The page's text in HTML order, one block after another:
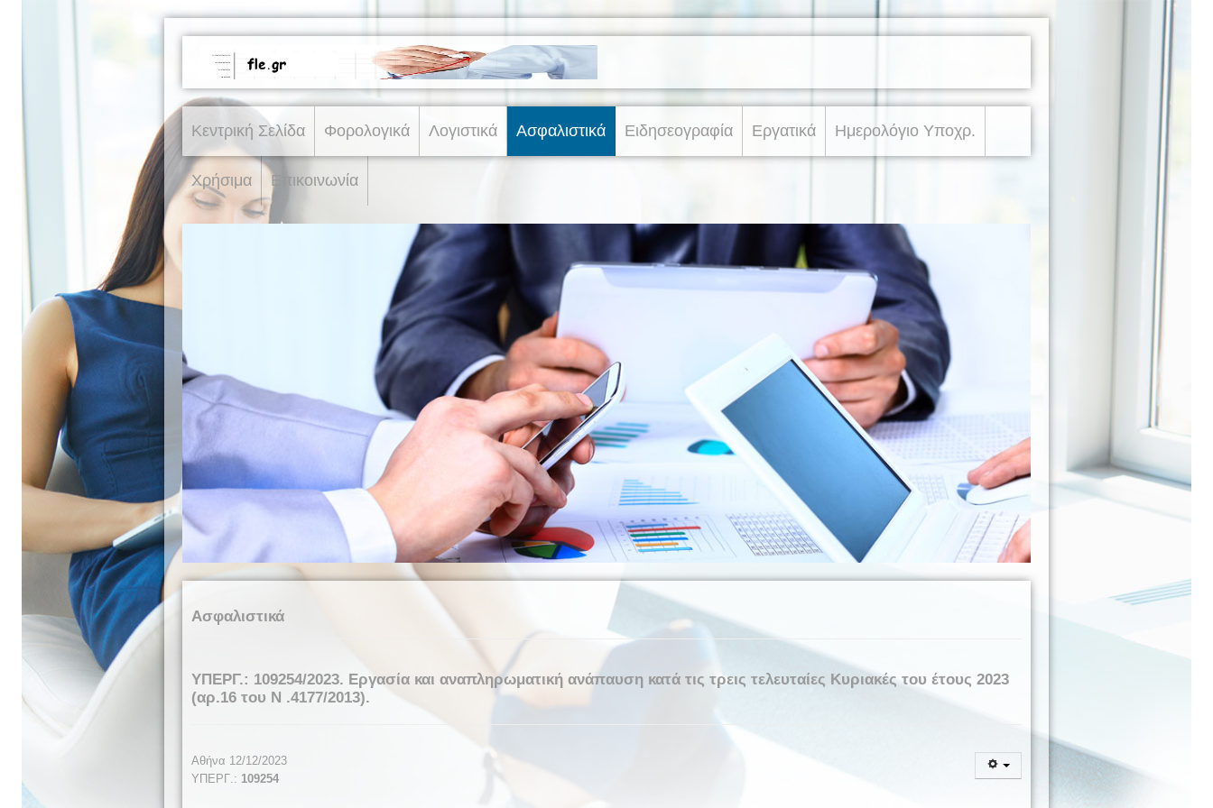
Κεντρική Σελίδα Φορολογικά Λογιστικά Ασφαλιστικά Ειδησεογραφία Εργατικά Ημερολόγιο Υποχρ.
Χρήσιμα Επικοινωνία
Ασφαλιστικά
ΥΠΕΡΓ.: 109254/2023. Εργασία και αναπληρωματική ανάπαυση κατά τις τρεις τελευταίες Κυριακές του έτους 2023
(αρ.16 του N .4177/2013).
Αθήνα 12/12/2023
ΥΠΕΡΓ .: 109254